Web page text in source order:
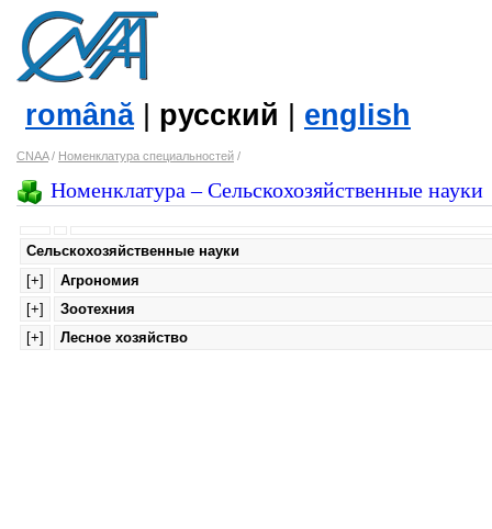
română| русский english
CNAA/ Номенклатура специальностей /
Номенклатура – Сельскохозяйственные науки
Сельскохозяйственные науки
[+]
Агрономия
[+]
Зоотехния
[+]
Лесное хозяйство